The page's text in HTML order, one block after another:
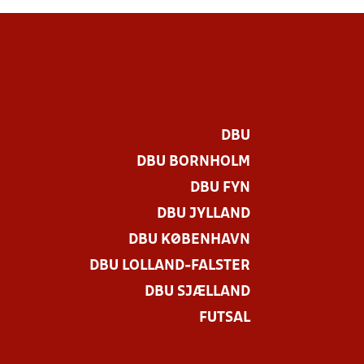
DBU
DBU BORNHOLM
DBU FYN
DBU JYLLAND
DBU KØBENHAVN
DBU LOLLAND-FALSTER
DBU SJÆLLAND
FUTSAL